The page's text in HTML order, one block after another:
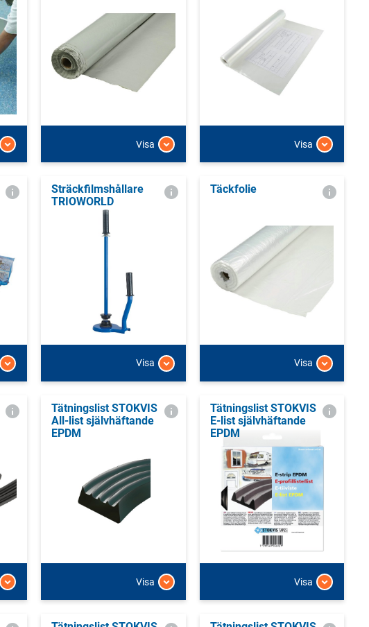
Visa Visa
Sträckfilmshållare
TRIOWORLD
Visa
Täckfolie
Visa
Tätningslist STOKVIS
All-list självhäftande
EPDM
Visa
Tätningslist STOKVIS
E-list självhäftande
EPDM
Visa